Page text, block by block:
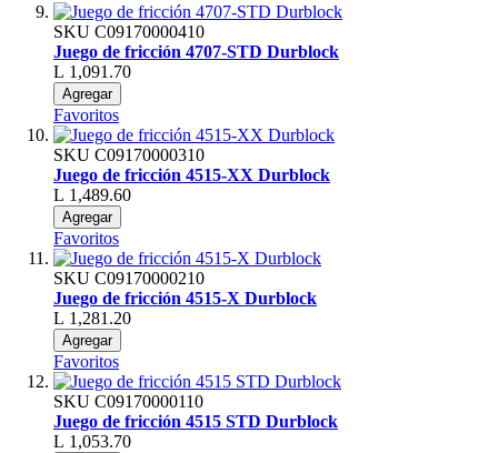
SKU C09170000410
Juego de fricción 4707-STD Durblock
L 1,091.70
Agregar
Favoritos
SKU C09170000310
Juego de fricción 4515-XX Durblock
L 1,489.60
Agregar
Favoritos
SKU C09170000210
Juego de fricción 4515-X Durblock
L 1,281.20
Agregar
Favoritos
SKU C09170000110
Juego de fricción 4515 STD Durblock
L 1,053.70